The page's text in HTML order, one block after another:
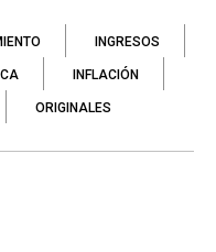
INGRESOS
INFLACIÓN
ORIGINALES